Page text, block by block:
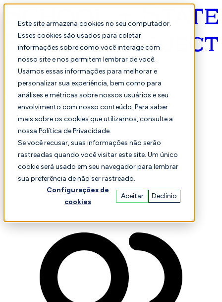
Este site armazena cookies no seu computador.
Esses cookies são usados para coletar
informações sobre como você interage com
nosso site e nos permitem lembrar de você.
Usamos essas informações para melhorar e
personalizar sua experiência, bem como para
análises e métricas sobre nossos usuários e seu
envolvimento com nosso conteúdo. Para saber
mais sobre os cookies que utilizamos, consulte a
nossa Política de Privacidade.
Se você recusar, suas informações não serão
rastreadas quando você visitar este site. Um único
cookie será usado em seu navegador para lembrar
sua preferência de não ser rastreado.
Configurações de
cookies
Aceitar Declínio
Português
Selecionado Comparação
Finança Desempenho